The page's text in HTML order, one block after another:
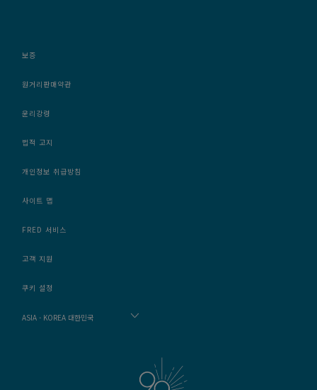
보증
원거리판매약관
윤리강령
법적 고지
개인정보 취급방침
사이트 맵
FRED 서비스
고객 지원
쿠키 설정
ASIA - KOREA 대한민국